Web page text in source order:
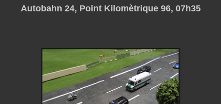
Autobahn 24, Point Kilomètrique 96, 07h35